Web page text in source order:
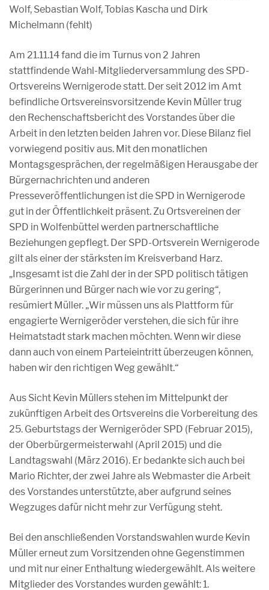
Wolf, Sebastian Wolf, Tobias Kascha und Dirk
Michelmann (fehlt)
Am 21.11.14 fand die im Turnus von 2 Jahren
stattfindende Wahl-Mitgliederversammlung des SPD-
Ortsvereins Wernigerode statt. Der seit 2012 im Amt
befindliche Ortsvereinsvorsitzende Kevin Müller trug
den Rechenschaftsbericht des Vorstandes über die
Arbeit in den letzten beiden Jahren vor. Diese Bilanz fiel
vorwiegend positiv aus. Mit den monatlichen
Montagsgesprächen, der regelmäßigen Herausgabe der
Bürgernachrichten und anderen
Presseveröffentlichungen ist die SPD in Wernigerode
gut in der Öffentlichkeit präsent. Zu Ortsvereinen der
SPD in Wolfenbüttel werden partnerschaftliche
Beziehungen gepflegt. Der SPD-Ortsverein Wernigerode
gilt als einer der stärksten im Kreisverband Harz.
„Insgesamt ist die Zahl der in der SPD politisch tätigen
Bürgerinnen und Bürger nach wie vor zu gering“,
resümiert Müller. „Wir müssen uns als Plattform für
engagierte Wernigeröder verstehen, die sich für ihre
Heimatstadt stark machen möchten. Wenn wir diese
dann auch von einem Parteieintritt überzeugen können,
haben wir den richtigen Weg gewählt.“
Aus Sicht Kevin Müllers stehen im Mittelpunkt der
zukünftigen Arbeit des Ortsvereins die Vorbereitung des
25. Geburtstags der Wernigeröder SPD (Februar 2015),
der Oberbürgermeisterwahl (April 2015) und die
Landtagswahl (März 2016). Er bedankte sich auch bei
Mario Richter, der zwei Jahre als Webmaster die Arbeit
des Vorstandes unterstützte, aber aufgrund seines
Wegzuges dafür nicht mehr zur Verfügung steht.
Bei den anschließenden Vorstandswahlen wurde Kevin
Müller erneut zum Vorsitzenden ohne Gegenstimmen
und mit nur einer Enthaltung wiedergewählt. Als weitere
Mitglieder des Vorstandes wurden gewählt: 1.